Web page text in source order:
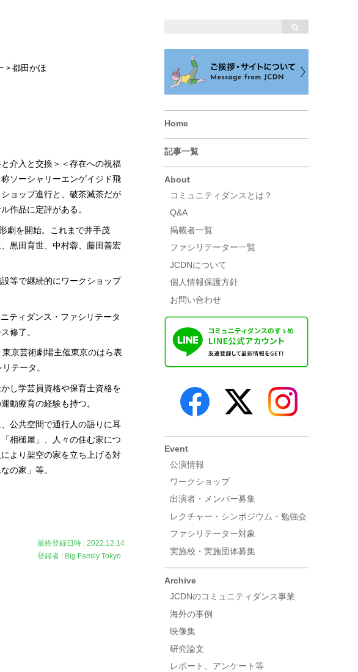
>都田かほ
Home
記事一覧
About
コミュニティダンスとは？
Q&A
掲載者一覧
ファシリテーター一覧
JCDNについて
個人情報保護方針
お問い合わせ
Event
公演情報
ワークショップ
出演者・メンバー募集
レクチャー・シンポジウム・勉強会
ファシリテーター対象
実施校・実施団体募集
Archive
JCDNのコミュニティダンス事業
海外の事例
映像集
研究論文
レポート、アンケート等
介入と交換＞＜存在への祝福
ソーシャリーエンゲイジド飛
ョップ進行と、破茶滅茶だが
作品に定評がある。
劇を開始。これまで井手茂
黒田育世、中村蓉、藤田善宏
等で継続的にワークショップ
ティダンス・ファシリテータ
修了。
京芸術劇場主催東京のはら表
テータ。
し学芸員資格や保育士資格を
動療育の経験も持つ。
公共空間で通行人の語りに耳
相槌屋」、人々の住む家につ
より架空の家を立ち上げる対
の家」等。
最終登録日時 : 2022.12.14
登録者 : Big Family Tokyo